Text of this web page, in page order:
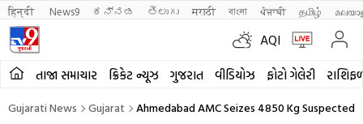
हिन्दी News9 ಕನ್ನಡ తెలుగు मराठी বাংলা ਪੰਜਾਬੀ தமிழ்
AQI
તાજા સમાચાર ક્રિકેટ ન્યૂઝ ગુજરાત વીડિયોઝ ફોટો ગેલેરી
Gujarati News Gujarat Ahmedabad AMC Seizes 4850 Kg Suspected